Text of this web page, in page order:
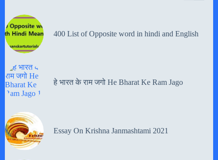
400 List of Opposite word in hindi and English
हे भारत के राम जगो He Bharat Ke Ram Jago
Essay On Krishna Janmashtami 2021